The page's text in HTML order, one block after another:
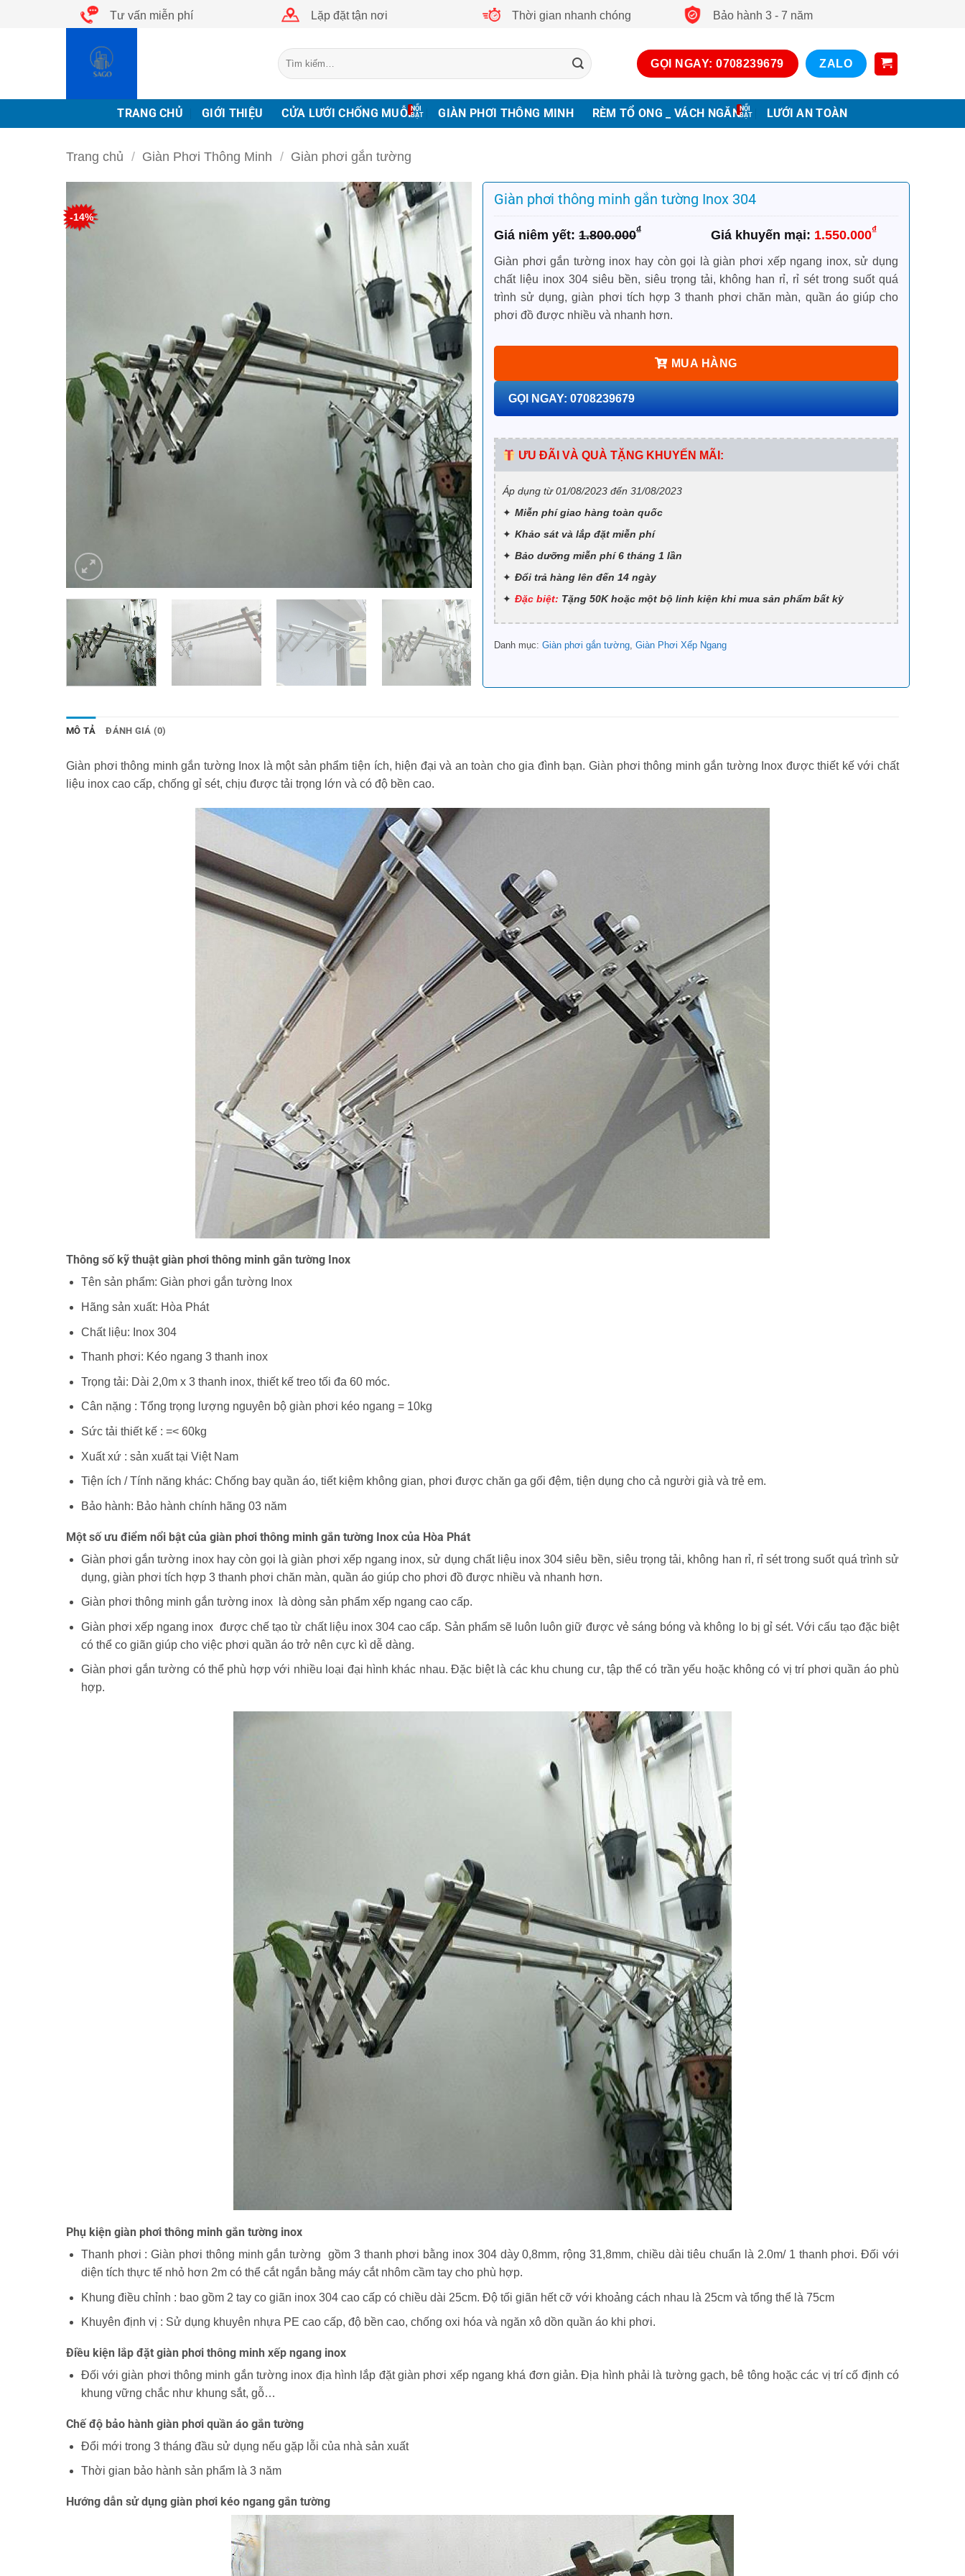
Tư vấn miễn phí Lặp đặt tận nơi Thời gian nhanh chóng Bảo hành 3 - 7 năm
Tìm
kiếm:
GỌI NGAY: 0708239679 ZALO
TRANG CHỦ GIỚI THIỆU CỬA LƯỚI CHỐNG MUỖI GIÀN PHƠI THÔNG MINH RÈM TỔ ONG _ VÁCH NGĂN LƯỚI AN TOÀN
Trang chủ / Giàn Phơi Thông Minh / Giàn phơi gắn tường
-14%
Giàn phơi thông minh gắn tường Inox 304
1.800.000₫
Giá
gốc
là:
1.800.000₫.
1.550.000₫
Giá
hiện
tại
là:
1.550.000₫.
Giàn phơi gắn tường inox hay còn gọi là giàn phơi xếp ngang inox, sử dụng
chất liệu inox 304 siêu bền, siêu trọng tải, không han rỉ, rỉ sét trong suốt quá
trình sử dụng, giàn phơi tích hợp 3 thanh phơi chăn màn, quần áo giúp cho
phơi đồ được nhiều và nhanh hơn.
MUA HÀNG
GỌI NGAY: 0708239679
ƯU ĐÃI VÀ QUÀ TẶNG KHUYẾN MÃI:
Áp dụng từ 01/08/2023 đến 31/08/2023
Miễn phí giao hàng toàn quốc
Khảo sát và lắp đặt miễn phí
Bảo dưỡng miễn phí 6 tháng 1 lần
Đổi trả hàng lên đến 14 ngày
Đặc biệt: Tặng 50K hoặc một bộ linh kiện khi mua sản phẩm bất kỳ
Danh mục: Giàn phơi gắn tường, Giàn Phơi Xếp Ngang
MÔ TẢ ĐÁNH GIÁ (0)
Giàn phơi thông minh gắn tường Inox là một sản phẩm tiện ích, hiện đại và an toàn cho gia đình bạn. Giàn phơi thông minh gắn tường Inox được thiết kế với chất
liệu inox cao cấp, chống gỉ sét, chịu được tải trọng lớn và có độ bền cao.
Thông số kỹ thuật giàn phơi thông minh gắn tường Inox
Tên sản phẩm: Giàn phơi gắn tường Inox
Hãng sản xuất: Hòa Phát
Chất liệu: Inox 304
Thanh phơi: Kéo ngang 3 thanh inox
Trọng tải: Dài 2,0m x 3 thanh inox, thiết kế treo tối đa 60 móc.
Cân nặng : Tổng trọng lượng nguyên bộ giàn phơi kéo ngang = 10kg
Sức tải thiết kế : =< 60kg
Xuất xứ : sản xuất tại Việt Nam
Tiện ích / Tính năng khác: Chống bay quần áo, tiết kiệm không gian, phơi được chăn ga gối đệm, tiện dụng cho cả người già và trẻ em.
Bảo hành: Bảo hành chính hãng 03 năm
Một số ưu điểm nổi bật của giàn phơi thông minh gắn tường Inox của Hòa Phát
Giàn phơi gắn tường inox hay còn gọi là giàn phơi xếp ngang inox, sử dụng chất liệu inox 304 siêu bền, siêu trọng tải, không han rỉ, rỉ sét trong suốt quá trình sử
dụng, giàn phơi tích hợp 3 thanh phơi chăn màn, quần áo giúp cho phơi đồ được nhiều và nhanh hơn.
Giàn phơi thông minh gắn tường inox là dòng sản phẩm xếp ngang cao cấp.
Giàn phơi xếp ngang inox được chế tạo từ chất liệu inox 304 cao cấp. Sản phẩm sẽ luôn luôn giữ được vẻ sáng bóng và không lo bị gỉ sét. Với cấu tạo đặc biệt
có thể co giãn giúp cho việc phơi quần áo trở nên cực kì dễ dàng.
Giàn phơi gắn tường có thể phù hợp với nhiều loại đại hình khác nhau. Đặc biệt là các khu chung cư, tập thể có trần yếu hoặc không có vị trí phơi quần áo phù
hợp.
Phụ kiện giàn phơi thông minh gắn tường inox
Thanh phơi : Giàn phơi thông minh gắn tường gồm 3 thanh phơi bằng inox 304 dày 0,8mm, rộng 31,8mm, chiều dài tiêu chuẩn là 2.0m/ 1 thanh phơi. Đối với
diện tích thực tế nhỏ hơn 2m có thể cắt ngắn bằng máy cắt nhôm cầm tay cho phù hợp.
Khung điều chỉnh : bao gồm 2 tay co giãn inox 304 cao cấp có chiều dài 25cm. Độ tối giãn hết cỡ với khoảng cách nhau là 25cm và tổng thể là 75cm
Khuyên định vị : Sử dụng khuyên nhựa PE cao cấp, độ bền cao, chống oxi hóa và ngăn xô dồn quần áo khi phơi.
Điều kiện lắp đặt giàn phơi thông minh xếp ngang inox
Đối với giàn phơi thông minh gắn tường inox địa hình lắp đặt giàn phơi xếp ngang khá đơn giản. Địa hình phải là tường gạch, bê tông hoặc các vị trí cố định có
khung vững chắc như khung sắt, gỗ…
Chế độ bảo hành giàn phơi quần áo gắn tường
Đổi mới trong 3 tháng đầu sử dụng nếu gặp lỗi của nhà sản xuất
Thời gian bảo hành sản phẩm là 3 năm
Hướng dẫn sử dụng giàn phơi kéo ngang gắn tường